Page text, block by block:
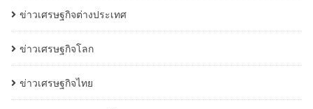
ข่าวเศรษฐกิจต่างประเทศ
ข่าวเศรษฐกิจโลก
ข่าวเศรษฐกิจไทย